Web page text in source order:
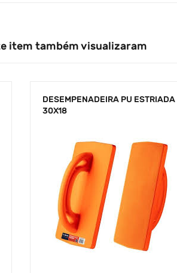
item também visualizaram
DESEMPENADEIRA PU ESTRIADA
30X18